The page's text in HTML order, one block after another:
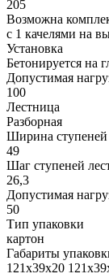
205
Возможна
с 1 качелями на
Установка
Бетонируется на
Допустимая
100
Лестница
Разборная
Ширина
49
Шаг ступеней
26,3
Допустимая
50
Тип упаковки
картон
Габариты
121х39х20